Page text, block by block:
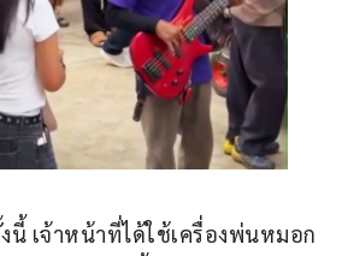
นี้ เจ้าหน้าที่ได้ใช้เครื่องพ่นหมอก